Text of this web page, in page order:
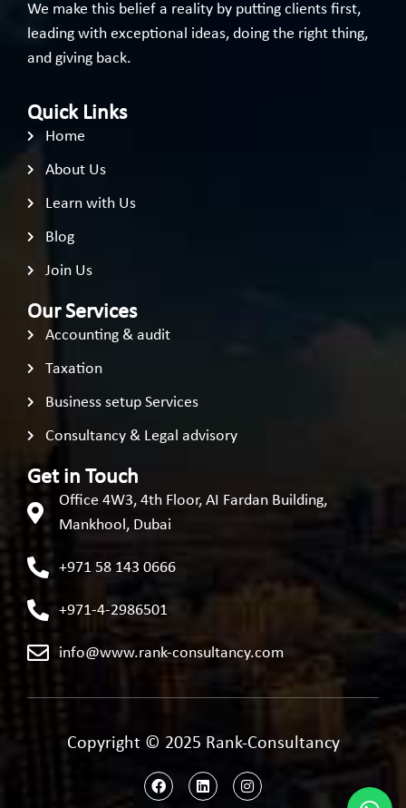
We make this belief a reality by putting clients first,
leading with exceptional ideas, doing the right thing,
and giving back.
Quick Links
Home
About Us
Learn with Us
Blog
Join Us
Our Services
Accounting & audit
Taxation
Business setup Services
Consultancy & Legal advisory
Get in Touch
Office 4W3, 4th Floor, AI Fardan Building,
Mankhool, Dubai
+971 58 143 0666
+971-4-2986501
info@www.rank-consultancy.com
Copyright © 2025 Rank-Consultancy